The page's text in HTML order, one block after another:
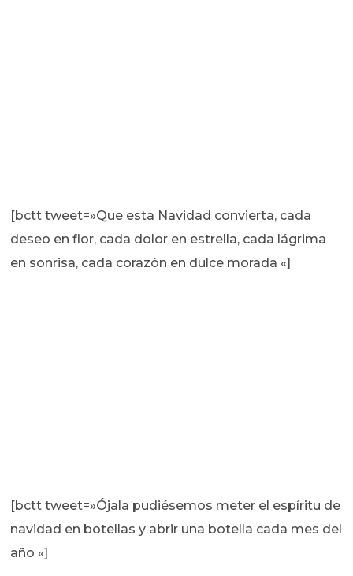
[bctt tweet=»Que esta Navidad convierta, cada
deseo en flor, cada dolor en estrella, cada lágrima
en sonrisa, cada corazón en dulce morada «]
[bctt tweet=»Ójala pudiésemos meter el espíritu de
navidad en botellas y abrir una botella cada mes del
año «]